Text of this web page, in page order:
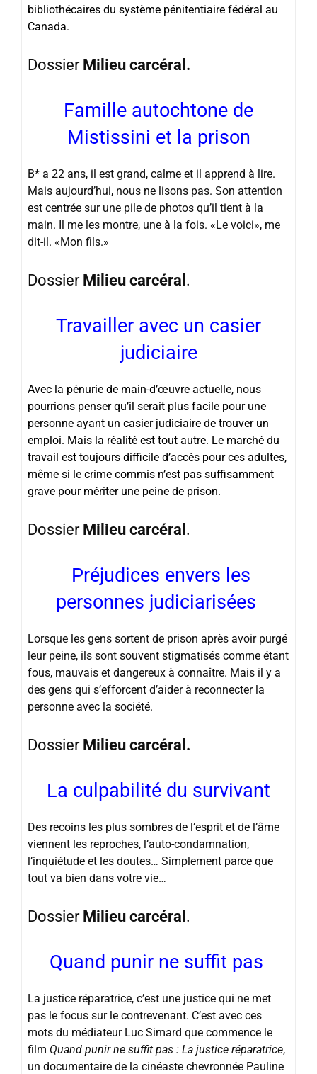
bibliothécaires du système pénitentiaire fédéral au
Canada.
Dossier Milieu carcéral.
Famille autochtone de
Mistissini et la prison
B* a 22 ans, il est grand, calme et il apprend à lire.
Mais aujourd’hui, nous ne lisons pas. Son attention
est centrée sur une pile de photos qu’il tient à la
main. Il me les montre, une à la fois. «Le voici», me
dit-il. «Mon fils.»
Dossier Milieu carcéral .
Travailler avec un casier
judiciaire
Avec la pénurie de main-d’œuvre actuelle, nous
pourrions penser qu’il serait plus facile pour une
personne ayant un casier judiciaire de trouver un
emploi. Mais la réalité est tout autre. Le marché du
travail est toujours difficile d’accès pour ces adultes,
même si le crime commis n’est pas suffisamment
grave pour mériter une peine de prison.
Dossier Milieu carcéral .
Préjudices envers les
personnes judiciarisées
Lorsque les gens sortent de prison après avoir purgé
leur peine, ils sont souvent stigmatisés comme étant
fous, mauvais et dangereux à connaître. Mais il y a
des gens qui s’efforcent d’aider à reconnecter la
personne avec la société.
Dossier Milieu carcéral.
La culpabilité du survivant
Des recoins les plus sombres de l’esprit et de l’âme
viennent les reproches, l’auto-condamnation,
l’inquiétude et les doutes… Simplement parce que
tout va bien dans votre vie…
Dossier Milieu carcéral .
Quand punir ne suffit pas
La justice réparatrice, c’est une justice qui ne met
pas le focus sur le contrevenant. C’est avec ces
mots du médiateur Luc Simard que commence le
film Quand punir ne suffit pas : La justice réparatrice,
un documentaire de la cinéaste chevronnée Pauline